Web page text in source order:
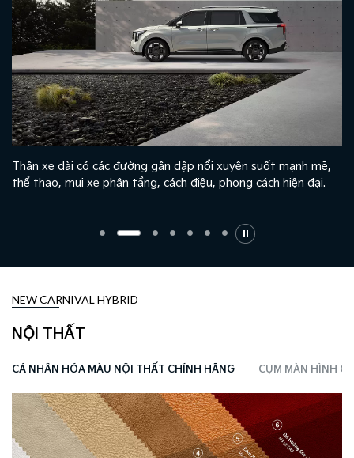
Thân xe dài có các đường gân dập nổi xuyên suốt mạnh mẽ,
thể thao, mui xe phân tầng, cách điệu, phong cách hiện đại.
NEW CARNIVAL HYBRID
NỘI THẤT
CÁ NHÂN HÓA MÀU NỘI THẤT CHÍNH HÃNG CỤM MÀN HÌNH